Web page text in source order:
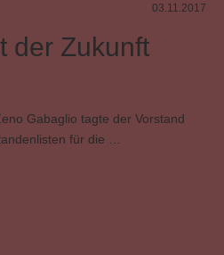
03.11.2017
der Zukunft
Gabaglio tagte der Vorstand
für die …